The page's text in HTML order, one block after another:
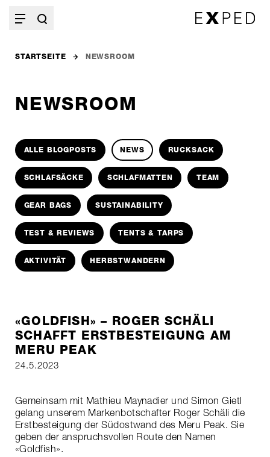
STARTSEITE NEWSROOM
NEWSROOM
ALLE BLOGPOSTS NEWS RUCKSACK
SCHLAFSÄCKE SCHLAFMATTEN TEAM
GEAR BAGS SUSTAINABILITY
TEST & REVIEWS TENTS & TARPS
AKTIVITÄT HERBSTWANDERN
«GOLDFISH» – ROGER SCHÄLI
SCHAFFT ERSTBESTEIGUNG AM
MERU PEAK
24.5.2023
Gemeinsam mit Mathieu Maynadier und Simon Gietl
gelang unserem Markenbotschafter Roger Schäli die
Erstbesteigung der Südostwand des Meru Peak. Sie
geben der anspruchsvollen Route den Namen
«Goldfish».